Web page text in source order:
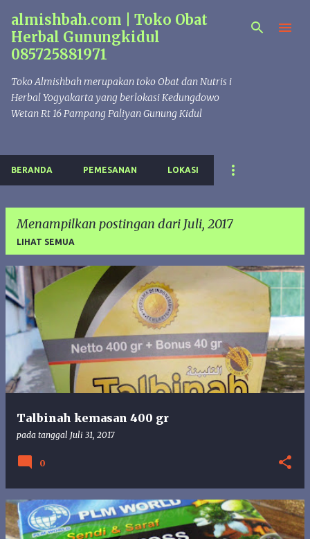
Langsung ke konten utama
almishbah.com | Toko Obat
Herbal Gunungkidul
085725881971
Toko Almishbah merupakan toko Obat dan Nutris i
Herbal Yogyakarta yang berlokasi Kedungdowo
Wetan Rt 16 Pampang Paliyan Gunung Kidul
BERANDA PEMESANAN LOKASI
Menampilkan postingan dari Juli, 2017
LIHAT SEMUA
P
o
a
Talbinah kemasan 400 gr
pada tanggal Juli 31, 2017
0